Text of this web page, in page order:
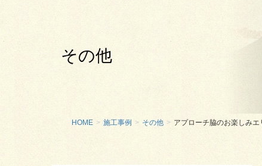
その他
HOME 施工事例 その他 アプローチ脇のお楽しみエ